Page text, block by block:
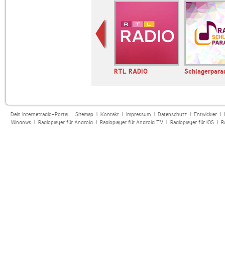
RTL RADIO
Dein Internetradio-Portal : Sitemap| Kontakt| Impressum| Datenschutz| Entwickler|
Windows| Radioplayer für Android| Radioplayer für Android TV| Radioplayer für iOS|